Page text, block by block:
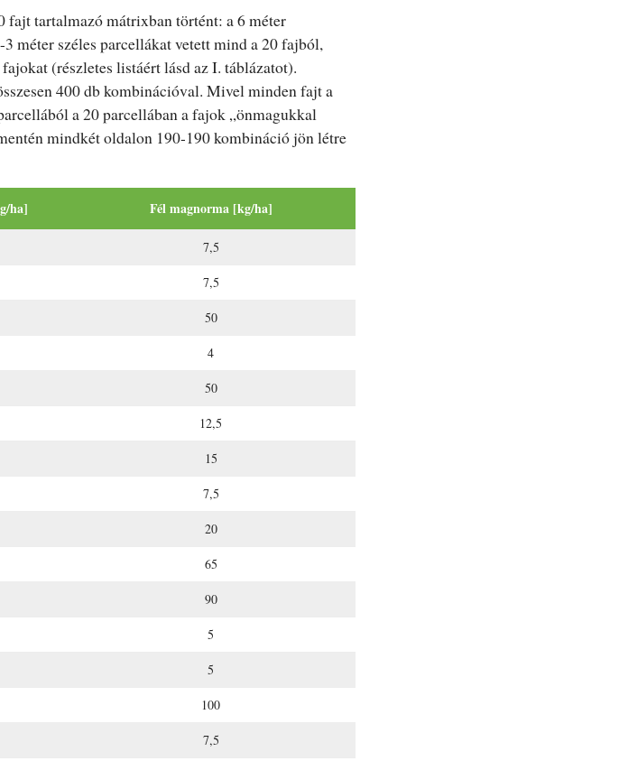
fajt tartalmazó mátrixban történt: a 6 méter
méter széles parcellákat vetett mind a 20 fajból,
(részletes listáért lásd az I. táblázatot).
400 db kombinációval. Mivel minden fajt a
a 20 parcellában a fajok „önmagukkal
mindkét oldalon 190-190 kombináció jön létre
ha] Fél magnorma [kg/ha]
7,5
7,5
50
4
50
12,5
15
7,5
20
65
90
5
5
100
7,5